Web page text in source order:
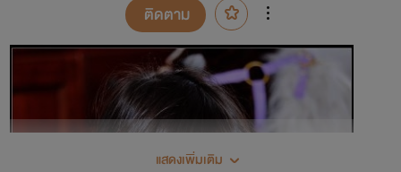
ติดตาม
แสดงเพิ่มเติม